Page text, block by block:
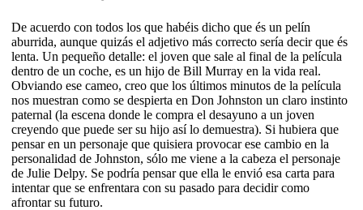
De acuerdo con todos los que habéis dicho que és un pelín
aburrida, aunque quizás el adjetivo más correcto sería decir que és
lenta. Un pequeño detalle: el joven que sale al final de la película
dentro de un coche, es un hijo de Bill Murray en la vida real.
Obviando ese cameo, creo que los últimos minutos de la película
nos muestran como se despierta en Don Johnston un claro instinto
paternal (la escena donde le compra el desayuno a un joven
creyendo que puede ser su hijo así lo demuestra). Si hubiera que
pensar en un personaje que quisiera provocar ese cambio en la
personalidad de Johnston, sólo me viene a la cabeza el personaje
de Julie Delpy. Se podría pensar que ella le envió esa carta para
intentar que se enfrentara con su pasado para decidir como
afrontar su futuro.